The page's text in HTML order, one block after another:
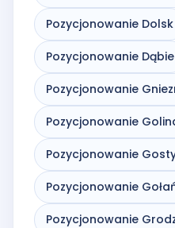
Pozycjonowanie Dolsk
Pozycjonowanie Dąbie
Pozycjonowanie
Pozycjonowanie
Pozycjonowanie
Pozycjonowanie
Pozycjonowanie